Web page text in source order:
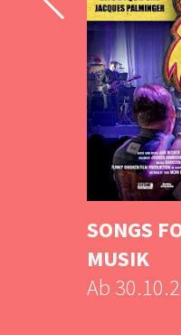
SONGS
MUSIK
Ab